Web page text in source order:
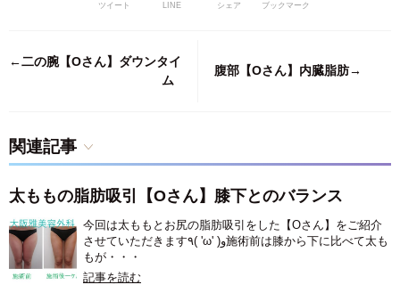
ツイート LINE シェア ブックマーク
←二の腕【Oさん】ダウンタイ
ム
腹部【Oさん】内臓脂肪→
関連記事
太ももの脂肪吸引【Oさん】膝下とのバランス
今回は太ももとお尻の脂肪吸引をした【Oさん】をご紹介
させていただきます٩( 'ω' )و施術前は膝から下に比べて太も
もが・・・
記事を読む